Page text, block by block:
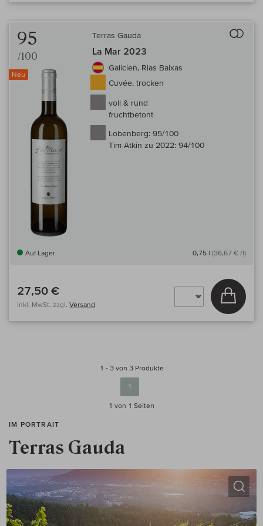
95
/100
Neu
Terras Gauda
La Mar 2023
Galicien, Rias Baixas
Cuvée, trocken
voll & rund
fruchtbetont
Lobenberg: 95/100
Tim Atkin zu 2022: 94/100
Auf Lager 0,75 l (36,67 € /l)
27,50 €
inkl. MwSt, zzgl. Versand
In
1 - 3 von 3 Produkte
1
1 von 1 Seiten
IM PORTRAIT
Terras Gauda